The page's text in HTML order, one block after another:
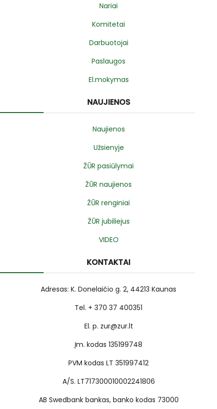
Nariai
Komitetai
Darbuotojai
Paslaugos
El.mokymas
NAUJIENOS
Naujienos
Užsienyje
ŽŪR pasiūlymai
ŽŪR naujienos
ŽŪR renginiai
ŽŪR jubiliejus
VIDEO
KONTAKTAI
Adresas: K. Donelaičio g. 2, 44213 Kaunas
Tel. + 370 37 400351
El. p. zur@zur.lt
Įm. kodas 135199748
PVM kodas LT 351997412
A/S. LT717300010002241806
AB Swedbank bankas, banko kodas 73000